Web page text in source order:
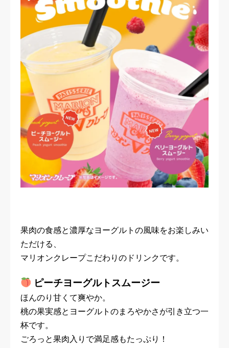
果肉の食感と濃厚なヨーグルトの風味をお楽しみい
ただける、
マリオンクレープこだわりのドリンクです。
ピーチヨーグルトスムージー
ほんのり甘くて爽やか。
桃の果実感とヨーグルトのまろやかさが引き立つ一
杯です。
ごろっと果肉入りで満足感もたっぷり！